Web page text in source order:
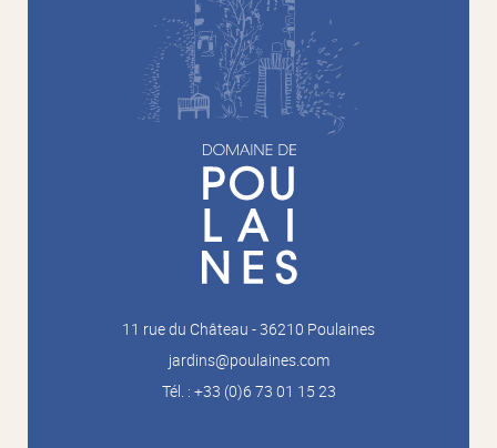
11 rue du Château - 36210 Poulaines
jardins@poulaines.com
Tél. : +33 (0)6 73 01 15 23